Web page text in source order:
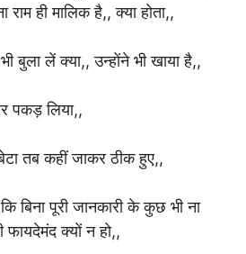
राम ही मालिक है,, क्या होता,,
बुला लें क्या,, उन्होंने भी खाया है,,
पकड़ लिया,,
तब कहीं जाकर ठीक हुए,,
बिना पूरी जानकारी के कुछ भी ना
फायदेमंद क्यों न हो,,